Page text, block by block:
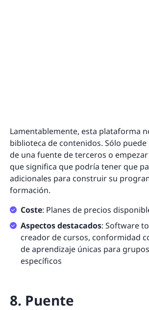
Lamentablemente, esta plataforma
biblioteca de contenidos. Sólo
de una fuente de terceros o
que significa que podría tener que
adicionales para construir su
formación.
Coste: Planes de precios
Aspectos destacados: Software
creador de cursos, conformidad
de aprendizaje únicas para
específicos
8. Puente